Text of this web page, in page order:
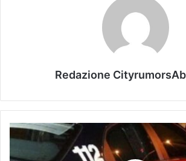
Redazione